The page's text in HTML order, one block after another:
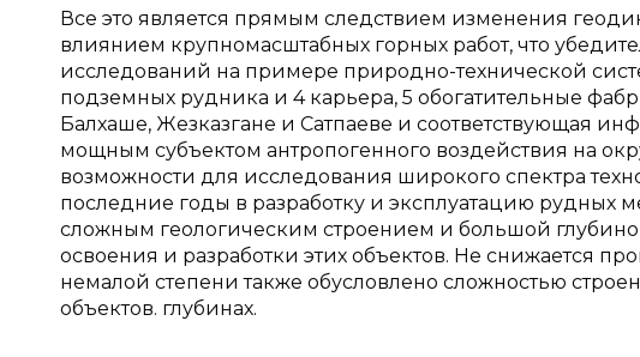
Все это является прямым следствием изменения
влиянием крупномасштабных горных работ, что
исследований на примере природно-технической
подземных рудника и 4 карьера, 5 обогатительные
Балхаше, Жезказгане и Сатпаеве и соответствующая
мощным субъектом антропогенного воздействия на
возможности для исследования широкого спектра
последние годы в разработку и эксплуатацию рудных
сложным геологическим строением и большой
освоения и разработки этих объектов. Не снижается
немалой степени также обусловлено сложностью
объектов. глубинах.